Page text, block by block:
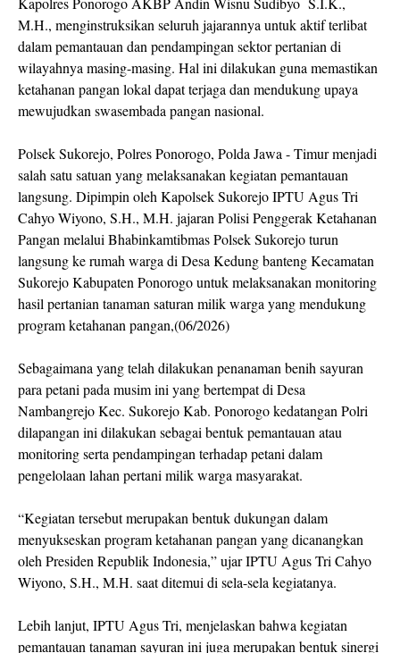
M.H., menginstruksikan seluruh jajarannya untuk aktif terlibat
dalam pemantauan dan pendampingan sektor pertanian di
wilayahnya masing-masing. Hal ini dilakukan guna memastikan
ketahanan pangan lokal dapat terjaga dan mendukung upaya
mewujudkan swasembada pangan nasional.
Polsek Sukorejo, Polres Ponorogo, Polda Jawa - Timur menjadi
salah satu satuan yang melaksanakan kegiatan pemantauan
langsung. Dipimpin oleh Kapolsek Sukorejo IPTU Agus Tri
Cahyo Wiyono, S.H., M.H. jajaran Polisi Penggerak Ketahanan
Pangan melalui Bhabinkamtibmas Polsek Sukorejo turun
langsung ke rumah warga di Desa Kedung banteng Kecamatan
Sukorejo Kabupaten Ponorogo untuk melaksanakan monitoring
hasil pertanian tanaman saturan milik warga yang mendukung
program ketahanan pangan,(06/2026)
Sebagaimana yang telah dilakukan penanaman benih sayuran
para petani pada musim ini yang bertempat di Desa
Nambangrejo Kec. Sukorejo Kab. Ponorogo kedatangan Polri
dilapangan ini dilakukan sebagai bentuk pemantauan atau
monitoring serta pendampingan terhadap petani dalam
pengelolaan lahan pertani milik warga masyarakat.
“Kegiatan tersebut merupakan bentuk dukungan dalam
menyukseskan program ketahanan pangan yang dicanangkan
oleh Presiden Republik Indonesia,” ujar IPTU Agus Tri Cahyo
Wiyono, S.H., M.H. saat ditemui di sela-sela kegiatanya.
Lebih lanjut, IPTU Agus Tri, menjelaskan bahwa kegiatan
pemantauan tanaman sayuran ini juga merupakan bentuk sinergi